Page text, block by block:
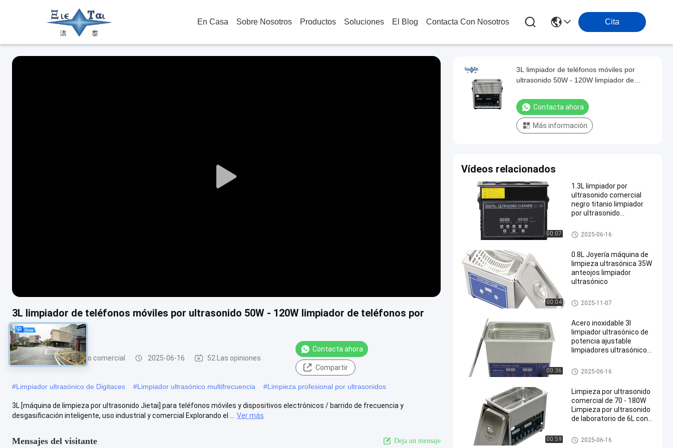
En Casa Sobre Nosotros Productos Soluciones El Blog Contacta Con Nosotros Cita
Play
3L limpiador de teléfonos móviles por ultrasonido 50W - 120W limpiador de teléfonos por
ultrasonido
Limpiador ultrasónico comercial 2025-06-16 52 Las opiniones
Contacta ahora
Compartir
#Limpiador ultrasónico de Digitaces #Limpiador ultrasónico multifrecuencia #Limpieza profesional por ultrasonidos
3L [máquina de limpieza por ultrasonido Jietai] para teléfonos móviles y dispositivos electrónicos / barrido de frecuencia y
desgasificación inteligente, uso industrial y comercial Explorando el ...
Ver más
Mensajes del visitante Deja un mensaje
3L limpiador de teléfonos móviles por
ultrasonido 50W - 120W limpiador de
Contacta ahora
Más información
Vídeos relacionados
00:07
1.3L limpiador por
ultrasonido comercial
negro titanio limpiador
por ultrasonido
Limpiador ultrasónico comerci
al
2025-06-16
00:04
0.8L Joyería máquina de
limpieza ultrasónica 35W
anteojos limpiador
ultrasónico
Limpiador ultrasónico comerci
al
2025-11-07
00:36
Acero inoxidable 3l
limpiador ultrasónico de
potencia ajustable
limpiadores ultrasónicos
Limpiador ultrasónico comerci
al
2025-06-16
00:59
Limpieza por ultrasonido
comercial de 70 - 180W
Limpieza por ultrasonido
de laboratorio de 6L con
Limpiador ultrasónico comerci
al
2025-06-16